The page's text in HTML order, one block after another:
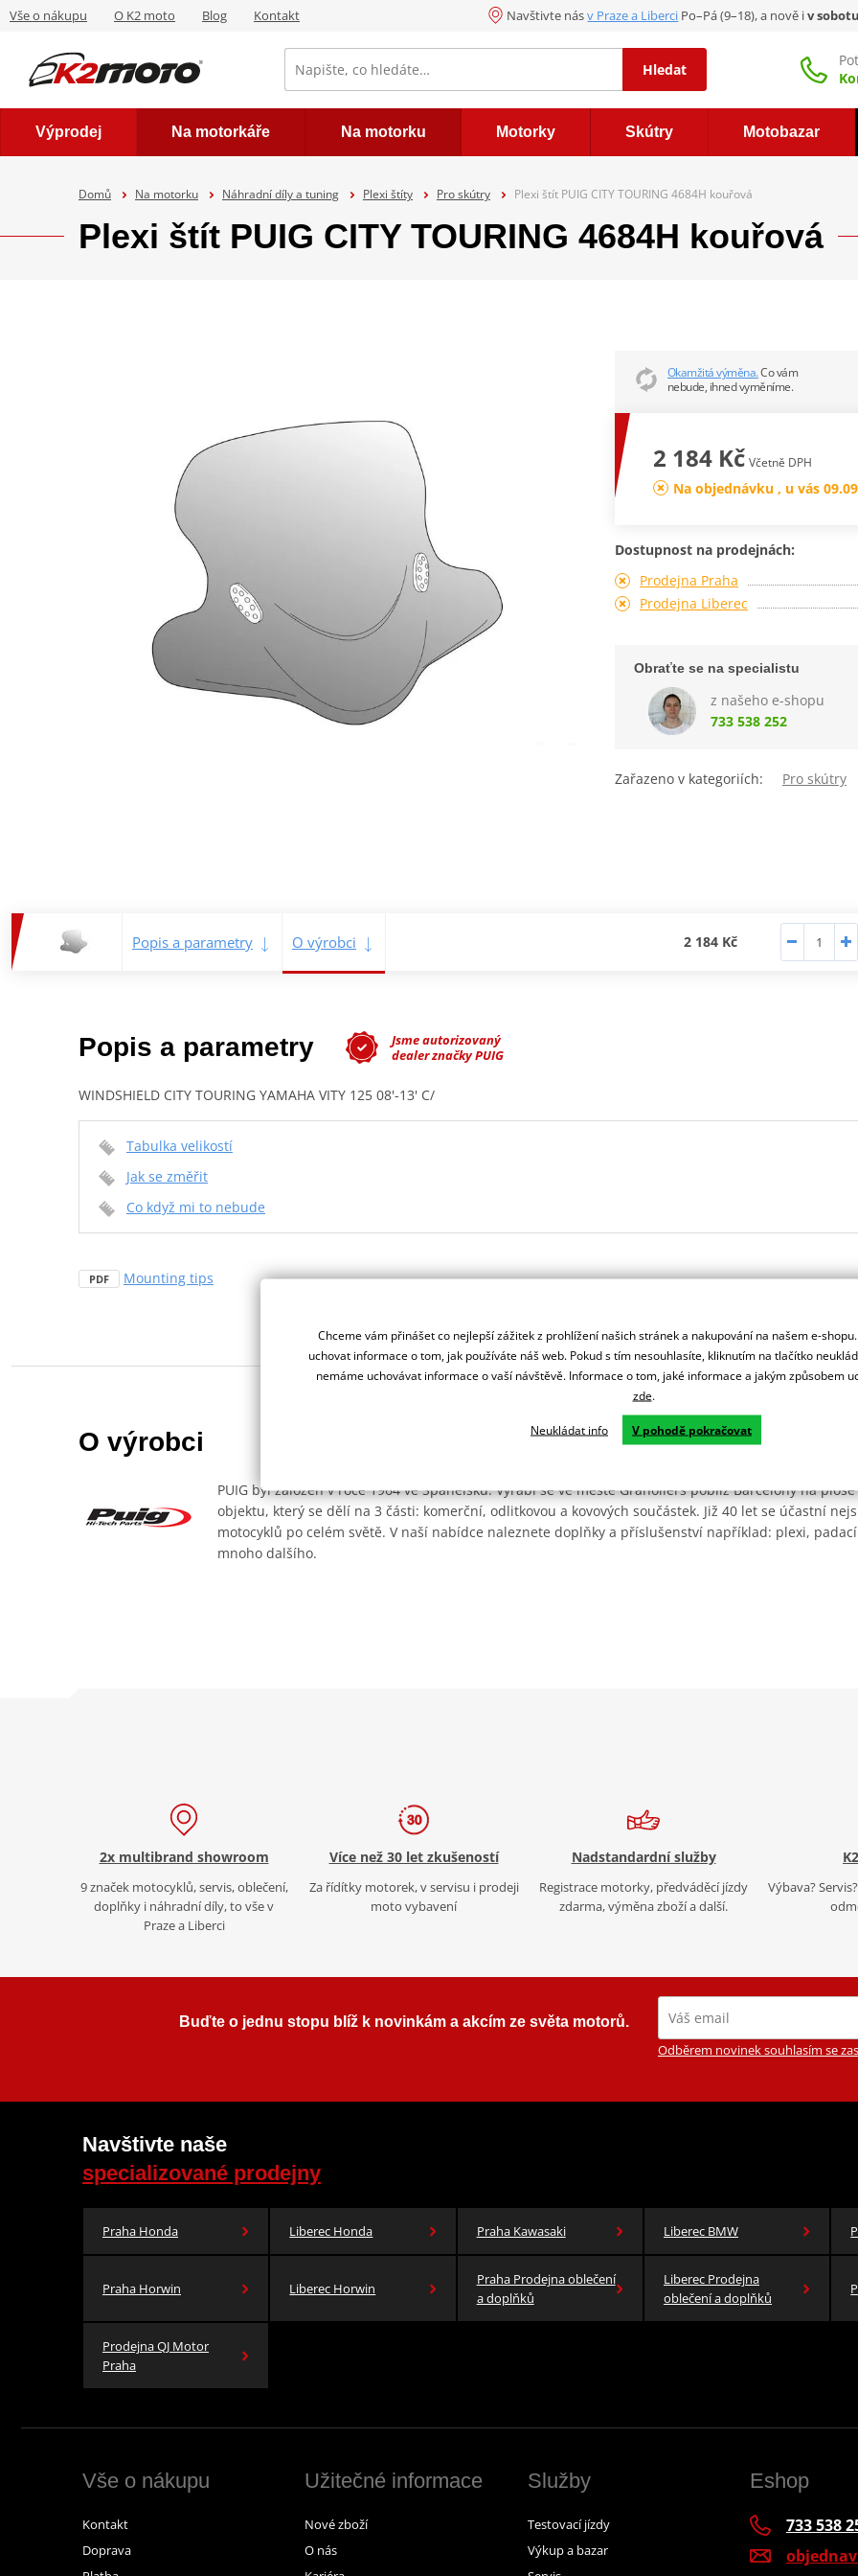
Vše o nákupu O K2 moto Blog Kontakt Navštivte násv Praze a Liberci Po–Pá (9–18), a nově iv sobotu
Hledat
Výprodej Na motorkáře Na motorku Motorky Skútry Motobazar
Domů Na motorku Náhradní díly a tuning Plexi štíty Pro skútry Plexi štít PUIG CITY TOURING 4684H kouřová
Plexi štít PUIG CITY TOURING 4684H kouřová
Okamžitá výměna.Co vám
nebude, ihned vyměníme.
2 184 Kč Včetně DPH
Na objednávku , u vás
Dostupnost na prodejnách:
Prodejna Praha
Prodejna Liberec
Obraťte se na specialistu
z našeho e-shopu
733 538 252
Zařazeno v kategoriích: Pro skútry
Popis a parametry O výrobci 2 184 Kč
Popis a parametry
Jsme autorizovaný
dealer značky PUIG
WINDSHIELD CITY TOURING YAMAHA VITY 125 08'-13' C/
Tabulka velikostí
Jak se změřit
Co když mi to nebude
PDF Mounting tips
O výrobci
PUIG byl založen v roce 1964 ve Španělsku. Vyrábí se ve městě Granollers poblíž Barcelony na ploše
objektu, který se dělí na 3 části: komerční, odlitkovou a kovových součástek. Již 40 let se účastní
motocyklů po celém světě. V naší nabídce naleznete doplňky a příslušenství například: plexi,
mnoho dalšího.
2x multibrand showroom
9 značek motocyklů, servis, oblečení,
doplňky i náhradní díly, to vše v
Praze a Liberci
Více než 30 let zkušeností
Za řídítky motorek, v servisu i prodeji
moto vybavení
Nadstandardní služby
Registrace motorky, předváděcí jízdy
zdarma, výměna zboží a další.
Výbava?
Buďte o jednu stopu blíž k novinkám a akcím ze světa motorů.
Odběrem novinek souhlasím se
Navštivte naše
specializované prodejny
Praha Honda Liberec Honda Praha Kawasaki Liberec BMW
Praha Horwin Liberec Horwin
Praha Prodejna oblečení
a doplňků
Liberec Prodejna
oblečení a doplňků
Prodejna QJ Motor
Praha
Vše o nákupu
Kontakt
Doprava
Užitečné informace
Nové zboží
O nás
Služby
Testovací jízdy
Výkup a bazar
Eshop
733 538
Chceme vám přinášet co nejlepší zážitek z prohlížení našich stránek a nakupování na našem e-
uchovat informace o tom, jak používáte náš web. Pokud s tím nesouhlasíte, kliknutím na tlačítko
nemáme uchovávat informace o vaší návštěvě. Informace o tom, jaké informace a jakým způsobem
zde.
Neukládat info V pohodě pokračovat